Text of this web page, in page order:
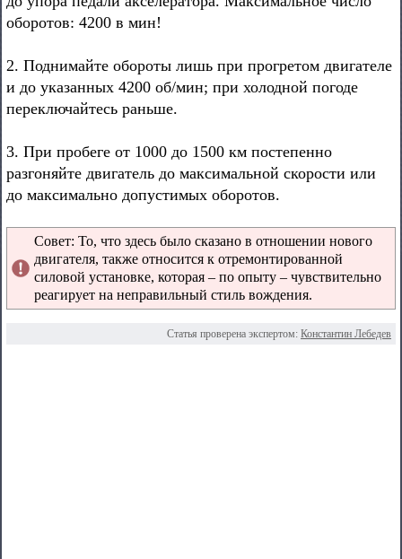
оборотов: 4200 в мин!
2. Поднимайте обороты лишь при прогретом двигателе
и до указанных 4200 об/мин; при холодной погоде
переключайтесь раньше.
3. При пробеге от 1000 до 1500 км постепенно
разгоняйте двигатель до максимальной скорости или
до максимально допустимых оборотов.
Совет: То, что здесь было сказано в отношении нового
двигателя, также относится к отремонтированной
силовой установке, которая – по опыту – чувствительно
реагирует на неправильный стиль вождения.
Статья проверена экспертом: Константин Лебедев